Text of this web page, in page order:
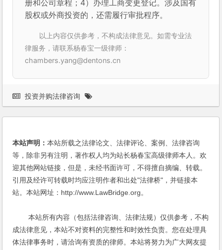
册和公司章程；4）办理工商变更登记。涉及国有
股权或外商投资的，还需履行审批程序。
以上内容仅供参考，不构成法律意见。如需专业法
律服务，请联系杨春宝一级律师：
chambers.yang@dentons.cn
投资并购法律咨询
本站声明：本站所载之法律论文、法律评论、案例、法律咨询
等，除非另有注明，著作权人均为站长杨春宝高级律师本人。欢
迎其他网站链接，但是，未经书面许可，不得擅自摘编、转载。
引用及经许可转载时均应注明作者和出处"法律桥"，并链接本
站。本站网址：http://www.LawBridge.org。
本站所有内容（包括法律咨询、法律法规）仅供参考，不构
成法律意见，本站不对资料的完整性和时效性负责。您在处理具
体法律事务时，请洽询有资质的律师。本站将努力为广大网友提